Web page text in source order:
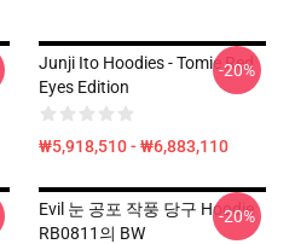
Junji Ito Hoodies - Tomie Red
Eyes Edition
₩5,918,510 - ₩6,883,110
-20%
Evil 눈 공포 작풍 당구 Hoodie
RB0811의 BW
-20%